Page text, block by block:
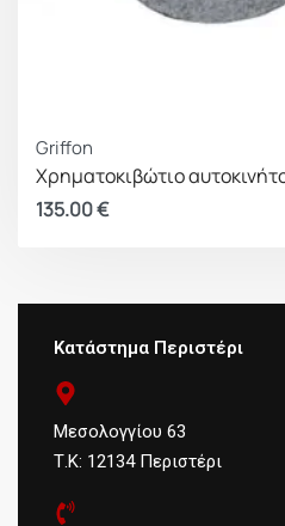
Griffon
Χρηματοκιβώτιο
135.00€
Κατάστημα Περιστέρι
Μεσολογγίου 63
Τ.Κ: 12134 Περιστέρι